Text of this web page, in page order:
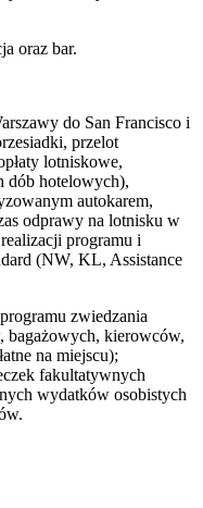
oraz bar.
do San Francisco i
przelot
lotniskowe,
dób hotelowych),
autokarem,
odprawy na lotnisku w
programu i
(NW, KL, Assistance
zwiedzania
bagażowych, kierowców,
na miejscu);
fakultatywnych
wydatków osobistych